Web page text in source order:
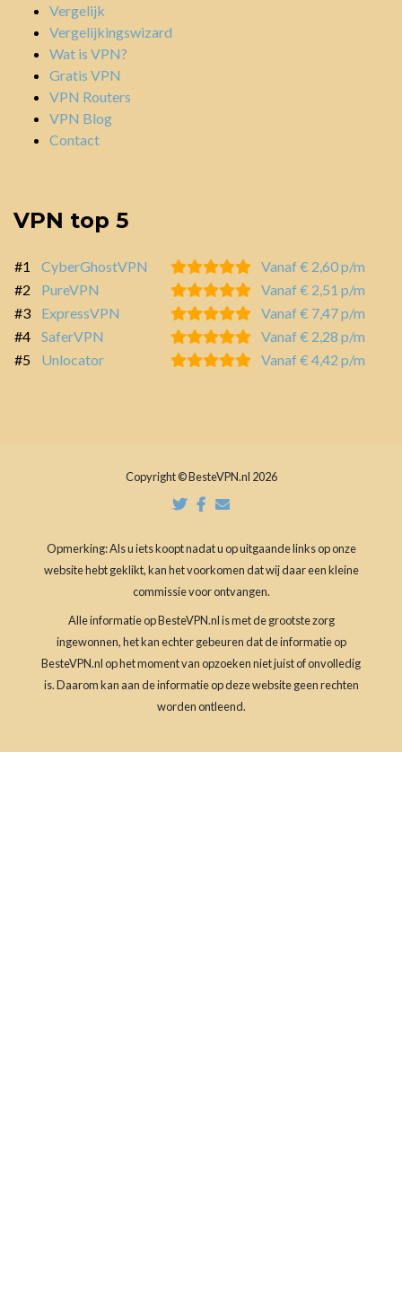
Vergelijk
Vergelijkingswizard
Wat is VPN?
Gratis VPN
VPN Routers
VPN Blog
Contact
VPN top 5
#1 CyberGhostVPN
Vanaf € 2,60 p/m
#2
PureVPN
Vanaf € 2,51 p/m
#3
ExpressVPN
Vanaf € 7,47 p/m
#4
SaferVPN
Vanaf € 2,28 p/m
#5
Unlocator Vanaf € 4,42 p/m
Copyright © BesteVPN.nl 2026
Opmerking: Als u iets koopt nadat u op uitgaande links op onze
website hebt geklikt, kan het voorkomen dat wij daar een kleine
commissie voor ontvangen.
Alle informatie op BesteVPN.nl is met de grootste zorg
ingewonnen, het kan echter gebeuren dat de informatie op
BesteVPN.nl op het moment van opzoeken niet juist of onvolledig
is. Daarom kan aan de informatie op deze website geen rechten
worden ontleend.